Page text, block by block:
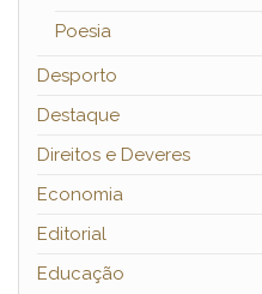
Poesia
Desporto
Destaque
Direitos e Deveres
Economia
Editorial
Educação